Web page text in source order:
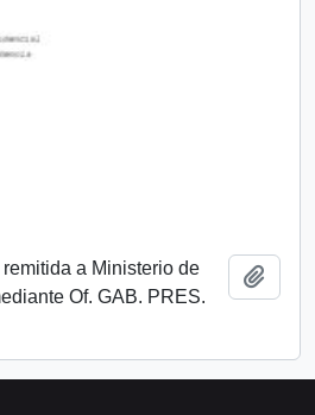
a Ministerio de
Of. GAB. PRES.